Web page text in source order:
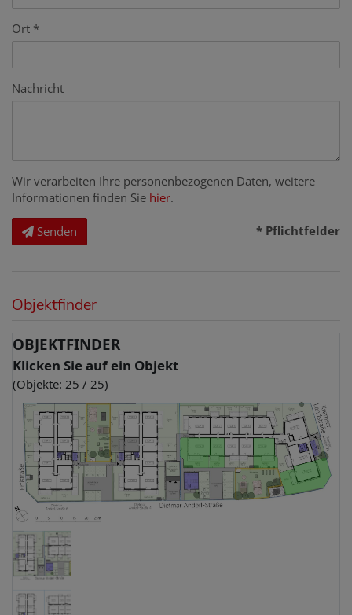
Ort
Nachricht
Wir verarbeiten Ihre personenbezogenen Daten, weitere
Informationen finden Sie hier.
Senden * Pflichtfelder
Objektfinder
OBJEKTFINDER
Klicken Sie auf ein Objekt
(Objekte: 25 / 25)